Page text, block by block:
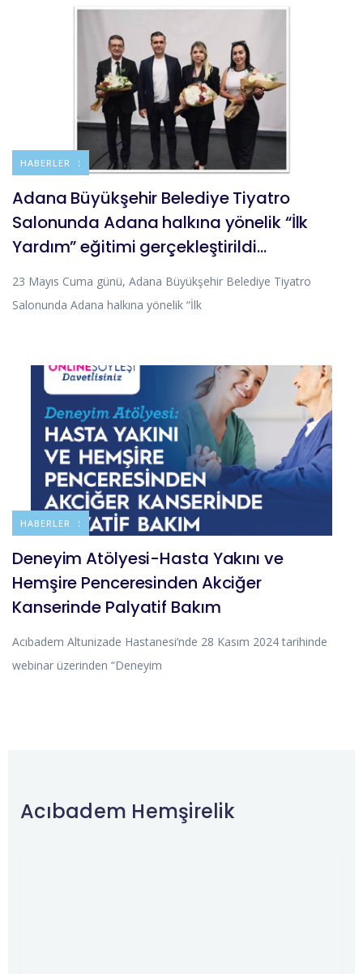
DUYURULAR
HABERLER
Adana Büyükşehir Belediye Tiyatro
Salonunda Adana halkına yönelik “İlk
Yardım” eğitimi gerçekleştirildi…
23 Mayıs Cuma günü, Adana Büyükşehir Belediye Tiyatro
Salonunda Adana halkına yönelik “İlk
DUYURULAR
HABERLER
Deneyim Atölyesi-Hasta Yakını ve
Hemşire Penceresinden Akciğer
Kanserinde Palyatif Bakım
Acıbadem Altunizade Hastanesi’nde 28 Kasım 2024 tarihinde
webinar üzerinden “Deneyim
Acıbadem Hemşirelik